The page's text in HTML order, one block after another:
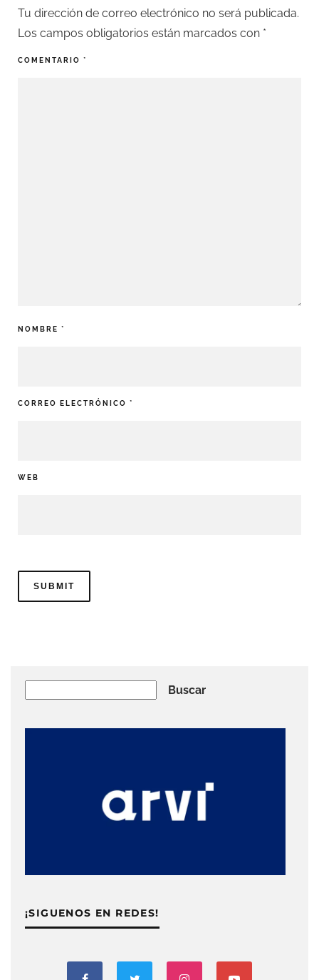
Tu dirección de correo electrónico no será publicada.
Los campos obligatorios están marcados con *
COMENTARIO *
NOMBRE *
CORREO ELECTRÓNICO *
WEB
Buscar
¡SIGUENOS EN REDES!